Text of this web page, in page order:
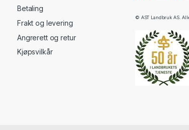
Betaling
Frakt og levering
Angrerett og retur
Kjøpsvilkår
© AST Landbruk AS.